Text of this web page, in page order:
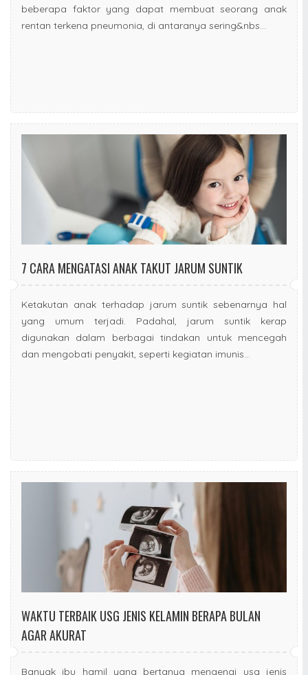
beberapa faktor yang dapat membuat seorang anak
rentan terkena pneumonia, di antaranya sering&nbs...
7 CARA MENGATASI ANAK TAKUT JARUM SUNTIK
Ketakutan anak terhadap jarum suntik sebenarnya hal
yang umum terjadi. Padahal, jarum suntik kerap
digunakan dalam berbagai tindakan untuk mencegah
dan mengobati penyakit, seperti kegiatan imunis...
WAKTU TERBAIK USG JENIS KELAMIN BERAPA BULAN
AGAR AKURAT
Banyak ibu hamil yang bertanya mengenai usg jenis